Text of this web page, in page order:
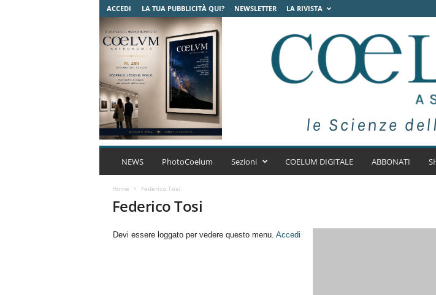
ACCEDI LA TUA PUBBLICITÀ QUI? NEWSLETTER LA RIVISTA
C
s
NEWS PhotoCoelum Sezioni COELUM DIGITALE ABBONATI
Home Federico Tosi
Federico Tosi
Devi essere loggato per vedere questo menu. Accedi